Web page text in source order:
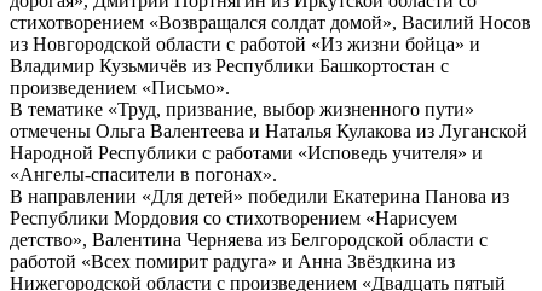
стихотворением «Возвращался солдат домой», Василий Носов
из Новгородской области с работой «Из жизни бойца» и
Владимир Кузьмичёв из Республики Башкортостан с
произведением «Письмо».
В тематике «Труд, призвание, выбор жизненного пути»
отмечены Ольга Валентеева и Наталья Кулакова из Луганской
Народной Республики с работами «Исповедь учителя» и
«Ангелы-спасители в погонах».
В направлении «Для детей» победили Екатерина Панова из
Республики Мордовия со стихотворением «Нарисуем
детство», Валентина Черняева из Белгородской области с
работой «Всех помирит радуга» и Анна Звёздкина из
Нижегородской области с произведением «Двадцать пятый